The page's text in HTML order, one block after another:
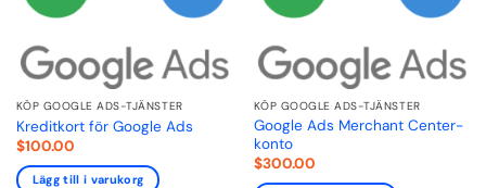
KÖP GOOGLE ADS-TJÄNSTER
Kreditkort för Google Ads
$100.00
Lägg till i varukorg
KÖP GOOGLE ADS-TJÄNSTER
Google Ads Merchant Center-
konto
$300.00